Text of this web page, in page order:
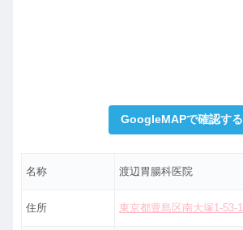
GoogleMAPで確認する
名称 渡辺胃腸科医院
住所 東京都豊島区南大塚1-53-1